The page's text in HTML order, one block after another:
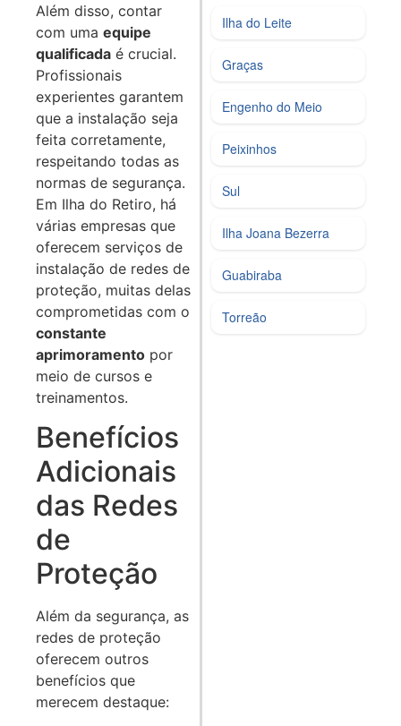
Além disso, contar
com uma equipe
qualificada é crucial.
Profissionais
experientes garantem
que a instalação seja
feita corretamente,
respeitando todas as
normas de segurança.
Em Ilha do Retiro, há
várias empresas que
oferecem serviços de
instalação de redes de
proteção, muitas delas
comprometidas com o
constante
aprimoramento por
meio de cursos e
treinamentos.
Benefícios
Adicionais
das Redes
de
Proteção
Além da segurança, as
redes de proteção
oferecem outros
benefícios que
merecem destaque:
Ilha do Leite
Graças
Engenho do Meio
Peixinhos
Sul
Ilha Joana Bezerra
Guabiraba
Torreão